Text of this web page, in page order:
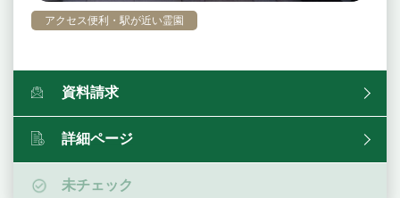
アクセス便利・駅が近い霊園
資料請求
詳細ページ
未チェック